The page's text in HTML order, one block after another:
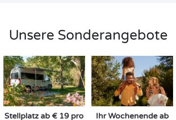
Unsere Sonderangebote
Stellplatz ab € 19 pro Ihr Wochenende ab